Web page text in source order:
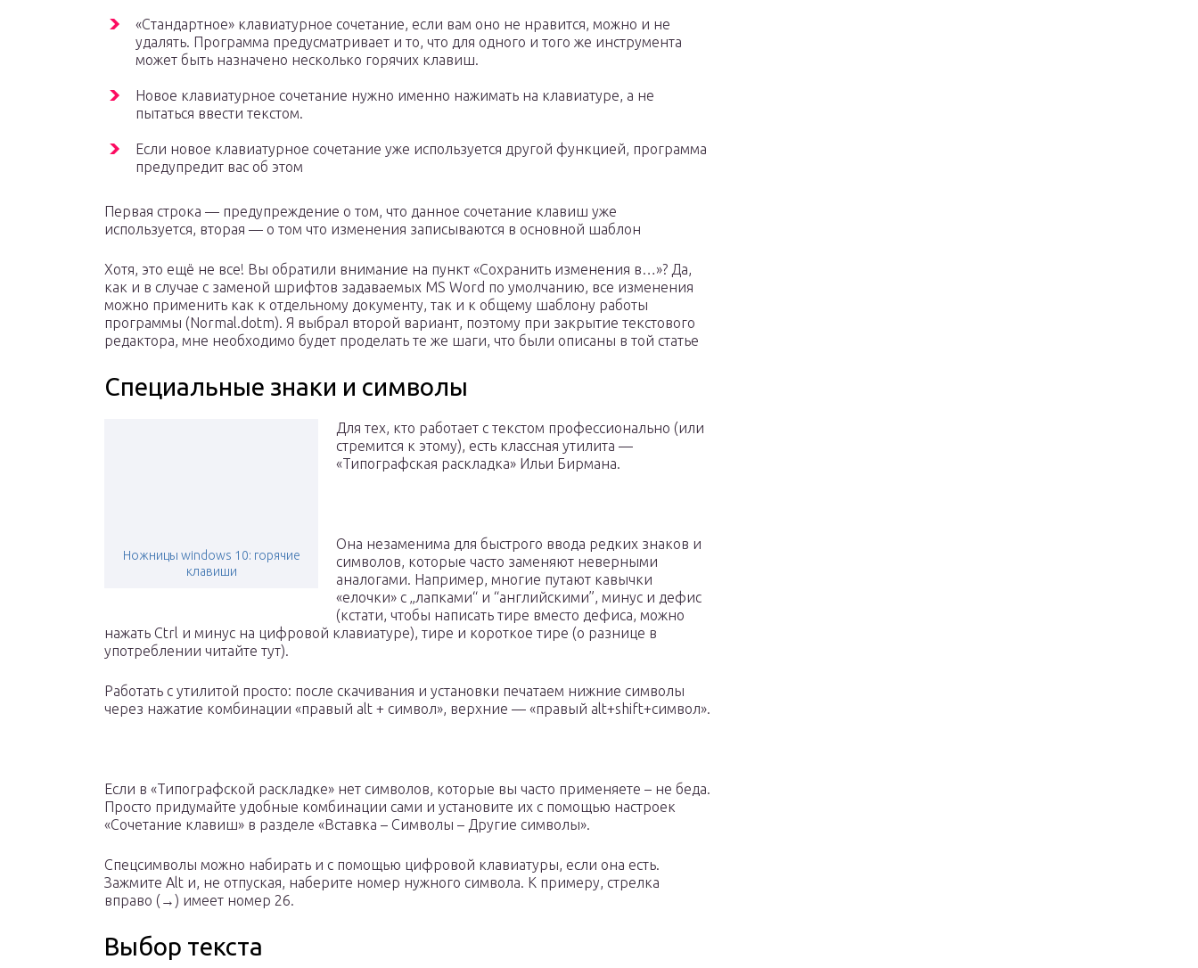
«Стандартное» клавиатурное сочетание, если вам оно не нравится, можно и не
удалять. Программа предусматривает и то, что для одного и того же инструмента
может быть назначено несколько горячих клавиш.
Новое клавиатурное сочетание нужно именно нажимать на клавиатуре, а не
пытаться ввести текстом.
Если новое клавиатурное сочетание уже используется другой функцией, программа
предупредит вас об этом
Первая строка — предупреждение о том, что данное сочетание клавиш уже
используется, вторая — о том что изменения записываются в основной шаблон
Хотя, это ещё не все! Вы обратили внимание на пункт «Сохранить изменения в…»? Да,
как и в случае с заменой шрифтов задаваемых MS Word по умолчанию, все изменения
можно применить как к отдельному документу, так и к общему шаблону работы
программы (Normal.dotm). Я выбрал второй вариант, поэтому при закрытие текстового
редактора, мне необходимо будет проделать те же шаги, что были описаны в той статье
Специальные знаки и символы
Ножницы windows 10: горячие
клавиши
Для тех, кто работает с текстом профессионально (или
стремится к этому), есть классная утилита —
«Типографская раскладка» Ильи Бирмана.
Она незаменима для быстрого ввода редких знаков и
символов, которые часто заменяют неверными
аналогами. Например, многие путают кавычки
«елочки» с „лапками“ и “английскими”, минус и дефис
(кстати, чтобы написать тире вместо дефиса, можно
нажать Ctrl и минус на цифровой клавиатуре), тире и короткое тире (о разнице в
употреблении читайте тут).
Работать с утилитой просто: после скачивания и установки печатаем нижние символы
через нажатие комбинации «правый alt + символ», верхние — «правый alt+shift+символ».
Если в «Типографской раскладке» нет символов, которые вы часто применяете – не беда.
Просто придумайте удобные комбинации сами и установите их с помощью настроек
«Сочетание клавиш» в разделе «Вставка – Символы – Другие символы».
Спецсимволы можно набирать и с помощью цифровой клавиатуры, если она есть.
Зажмите Alt и, не отпуская, наберите номер нужного символа. К примеру, стрелка
вправо (→) имеет номер 26.
Выбор текста